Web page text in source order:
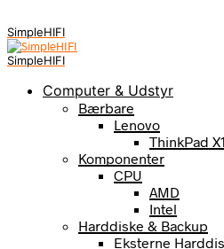
SimpleHIFI
SimpleHIFI
Computer & Udstyr
Bærbare
Lenovo
ThinkPad
Komponenter
CPU
AMD
Intel
Harddiske & Backup
Eksterne